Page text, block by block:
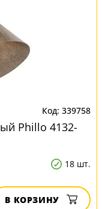
339758
Phillo 4132-
18 шт.
В КОРЗИНУ